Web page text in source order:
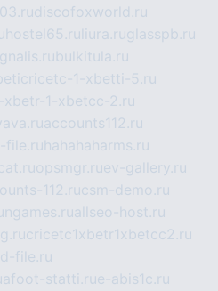
discofoxworld.ru
hostel65.ru liura.ruglasspb.ru
gnalis.rubulkitula.ru
1-xbetti-5.ru
1-xbetcc-2.ru
accounts112.ru
file.ru hahahaharms.ru
opsmgr.ruev-gallery.ru
112.rucsm-demo.ru
allseo-host.ru
cricetc1xbetr1xbetcc2.ru
file.ru
statti.rue-abis1c.ru